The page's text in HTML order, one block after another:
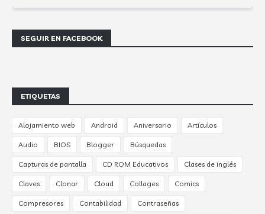
SEGUIR EN FACEBOOK
ETIQUETAS
Alojamiento web Android Aniversario Artículos
Audio BIOS Blogger Búsquedas
Capturas de pantalla CD ROM Educativos Clases de inglés
Claves Clonar Cloud Collages Comics
Compresores Contabilidad Contraseñas